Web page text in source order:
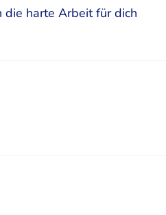
die harte Arbeit für dich